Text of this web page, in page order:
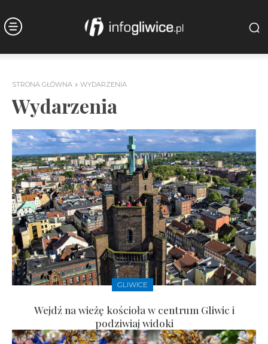
STRONA GŁÓWNA WYDARZENIA
Wydarzenia
GLIWICE
Wejdź na wieżę kościoła w centrum Gliwic i
podziwiaj widoki